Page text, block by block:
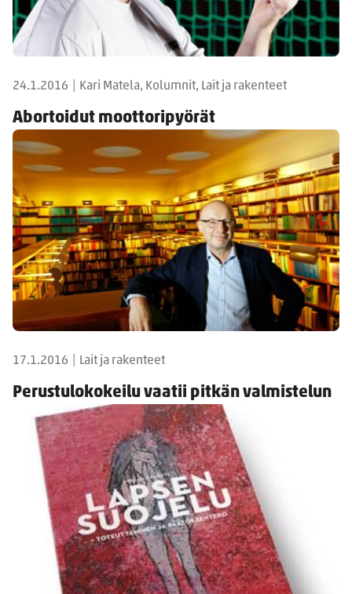
24.1.2016 Kari Matela, Kolumnit, Lait ja rakenteet
Abortoidut moottoripyörät
17.1.2016 Lait ja rakenteet
Perustulokokeilu vaatii pitkän valmistelun